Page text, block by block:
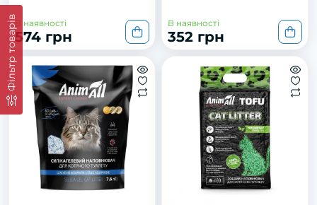
Фільтр товарівВ наявності
574 грн
В наявності
352 грн